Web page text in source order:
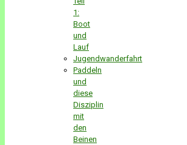
1:
Boot
und
Lauf
Jugendwanderfahrt
Paddeln
und
diese
Disziplin
mit
den
Beinen